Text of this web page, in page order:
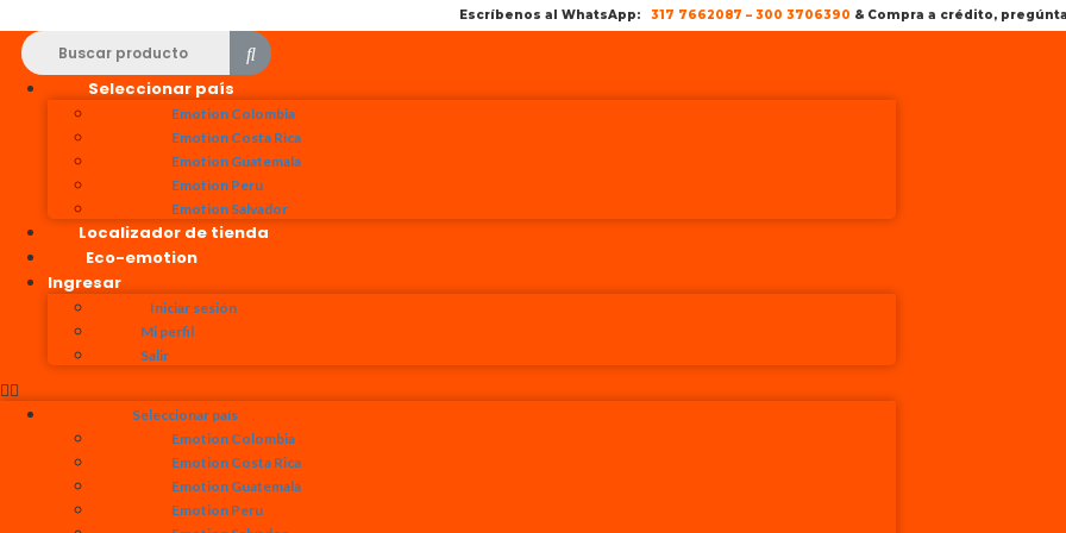
Escríbenos al WhatsApp: 317 7662087 – 300 3706390 & Compra a crédito,
Seleccionar país
Emotion Colombia
Emotion Costa Rica
Emotion Guatemala
Emotion Peru
Emotion Salvador
Localizador de tienda
Eco-emotion
Ingresar
Iniciar sesión
Mi perfil
Salir
Seleccionar país
Emotion Colombia
Emotion Costa Rica
Emotion Guatemala
Emotion Peru